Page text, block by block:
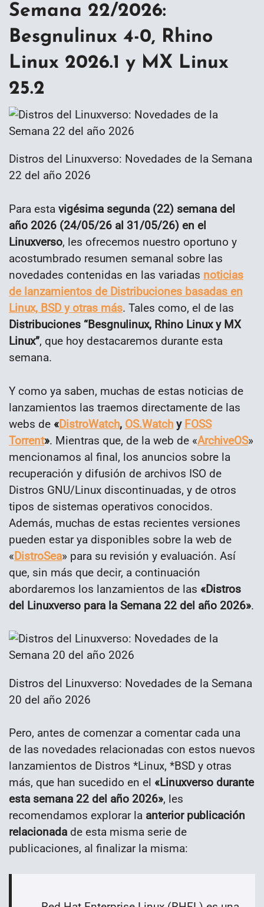
Semana 22/2026:
Besgnulinux 4-0, Rhino
Linux 2026.1 y MX Linux
25.2
Distros del Linuxverso: Novedades de la Semana
22 del año 2026
Para esta vigésima segunda (22) semana del
año 2026 (24/05/26 al 31/05/26) en el
Linuxverso, les ofrecemos nuestro oportuno y
acostumbrado resumen semanal sobre las
novedades contenidas en las variadas noticias
de lanzamientos de Distribuciones basadas en
Linux, BSD y otras más. Tales como, el de las
Distribuciones “Besgnulinux, Rhino Linux y MX
Linux”, que hoy destacaremos durante esta
semana.
Y como ya saben, muchas de estas noticias de
lanzamientos las traemos directamente de las
webs de «DistroWatch, OS.Watch y FOSS
Torrent». Mientras que, de la web de «ArchiveOS»
mencionamos al final, los anuncios sobre la
recuperación y difusión de archivos ISO de
Distros GNU/Linux discontinuadas, y de otros
tipos de sistemas operativos conocidos.
Además, muchas de estas recientes versiones
pueden estar ya disponibles sobre la web de
« DistroSea» para su revisión y evaluación. Así
que, sin más que decir, a continuación
abordaremos los lanzamientos de las «Distros
del Linuxverso para la Semana 22 del año 2026».
Distros del Linuxverso: Novedades de la Semana
20 del año 2026
Pero, antes de comenzar a comentar cada una
de las novedades relacionadas con estos nuevos
lanzamientos de Distros *Linux, *BSD y otras
más, que han sucedido en el «Linuxverso durante
esta semana 22 del año 2026», les
recomendamos explorar la anterior publicación
relacionada de esta misma serie de
publicaciones, al finalizar la misma: